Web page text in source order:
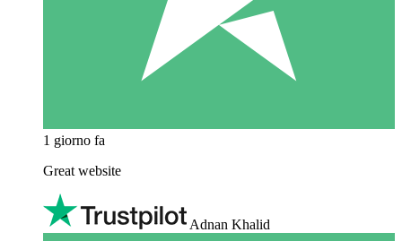
1 giorno fa
Great website
Adnan Khalid